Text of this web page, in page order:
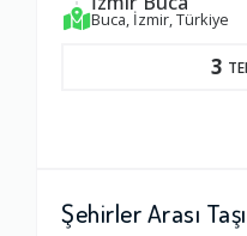
Buca, İzmir, Türkiye
3
Şehirler Arası